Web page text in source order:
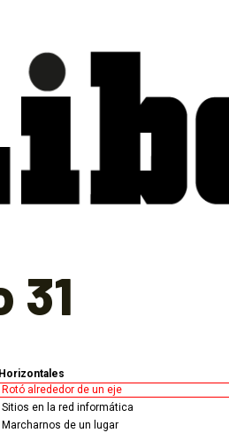
31
Horizontales
Rotó alrededor de un eje
Sitios en la red informática
Marcharnos de un lugar